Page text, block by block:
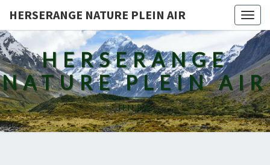
HERSERANGE NATURE PLEIN AIR
HERSERANGE
NATURE PLEIN AIR
H.N.P.A.